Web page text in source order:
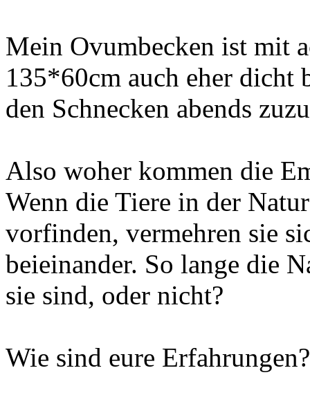
Mein Ovumbecken ist mit
135*60cm auch eher dicht
den Schnecken abends
Also woher kommen die
Wenn die Tiere in der
vorfinden, vermehren sie
beieinander. So lange die
sie sind, oder nicht?
Wie sind eure Erfahrungen?